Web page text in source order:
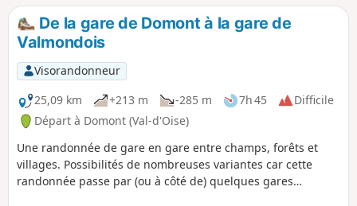
la-Forêt.De la gare de Domont à la gare de
Valmondois
Visorandonneur
25,09 km
+213 m -285 m 7h 45
Difficile
Départ à Domont (Val-d'Oise)
Une randonnée de gare en gare entre champs, forêts et
villages. Possibilités de nombreuses variantes car cette
randonnée passe par (ou à côté de) quelques gares